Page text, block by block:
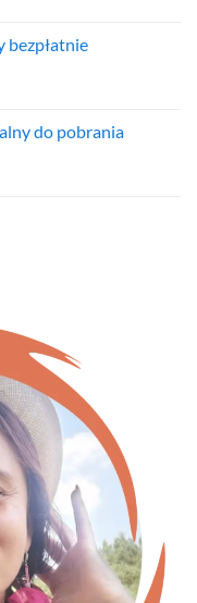
do pobrania